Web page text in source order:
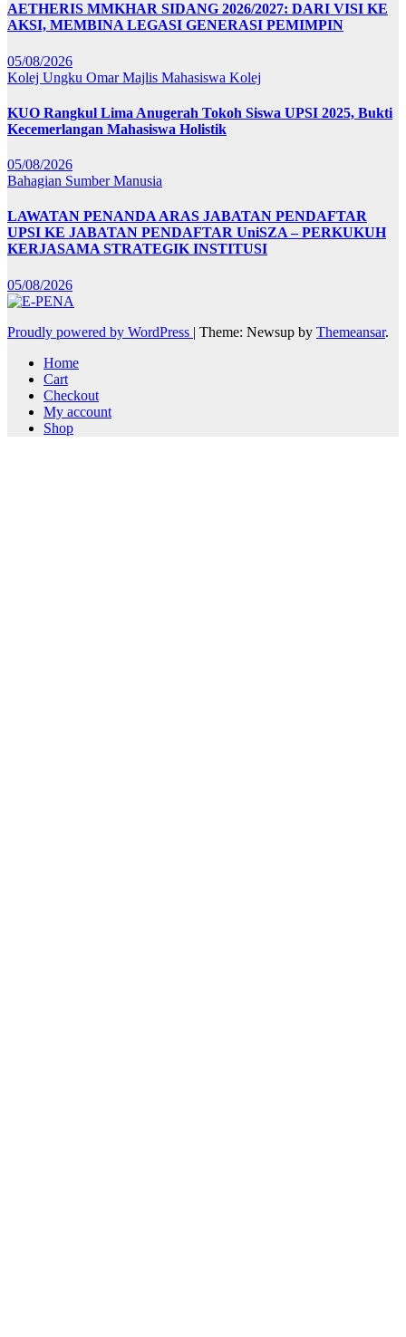
AETHERIS MMKHAR SIDANG 2026/2027: DARI VISI KE
AKSI, MEMBINA LEGASI GENERASI PEMIMPIN
05/08/2026
Kolej Ungku OmarMajlis Mahasiswa Kolej
KUO Rangkul Lima Anugerah Tokoh Siswa UPSI 2025, Bukti
Kecemerlangan Mahasiswa Holistik
05/08/2026
Bahagian Sumber Manusia
LAWATAN PENANDA ARAS JABATAN PENDAFTAR
UPSI KE JABATAN PENDAFTAR UniSZA – PERKUKUH
KERJASAMA STRATEGIK INSTITUSI
05/08/2026
Proudly powered by WordPress | Theme: Newsup by Themeansar.
Home
Cart
Checkout
My account
Shop